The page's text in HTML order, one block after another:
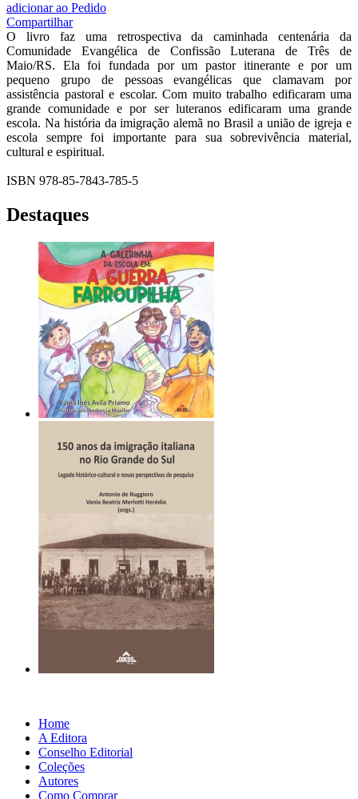
adicionar ao Pedido
Compartilhar
O livro faz uma retrospectiva da caminhada centenária da
Comunidade Evangélica de Confissão Luterana de Três de
Maio/RS. Ela foi fundada por um pastor itinerante e por um
pequeno grupo de pessoas evangélicas que clamavam por
assistência pastoral e escolar. Com muito trabalho edificaram uma
grande comunidade e por ser luteranos edificaram uma grande
escola. Na história da imigração alemã no Brasil a união de igreja e
escola sempre foi importante para sua sobrevivência material,
cultural e espiritual.
ISBN 978-85-7843-785-5
Destaques
Home
A Editora
Conselho Editorial
Coleções
Autores
Como Comprar